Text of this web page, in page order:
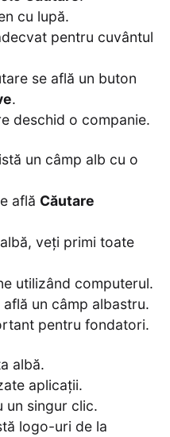
cu lupă.
pentru cuvântul
se află un buton
.
deschid o companie.
un câmp alb cu o
află Căutare
veți primi toate
utilizând computerul.
un câmp albastru.
pentru fondatori.
albă.
aplicații.
un singur clic.
logo-uri de la